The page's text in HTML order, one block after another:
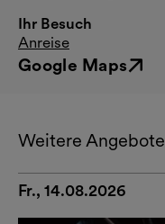
Ihr Besuch
Anreise
Google Maps
Externer Link
Weitere Angebote
Fr., 14.08.2026